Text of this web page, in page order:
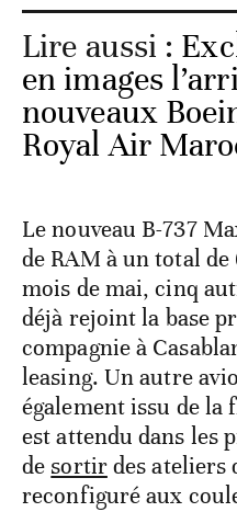
Lire aussi :
en images
nouveaux
Royal Air
Le nouveau B-737
de RAM à un total
mois de mai, cinq
déjà rejoint la base
compagnie à
leasing. Un autre
également issu de la
est attendu dans les
de sortirdes ateliers
reconfiguré aux